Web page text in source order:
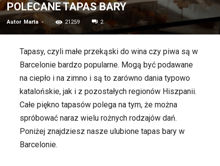
POLECANE TAPAS BARY
Autor Marta - 21259 2
Tapasy, czyli małe przekąski do wina czy piwa są w
Barcelonie bardzo popularne. Mogą być podawane
na ciepło i na zimno i są to zarówno dania typowo
katalońskie, jak i z pozostałych regionów Hiszpanii.
Całe piękno tapasów polega na tym, że można
spróbować naraz wielu rożnych rodzajów dań.
Poniżej znajdziesz nasze ulubione tapas bary w
Barcelonie.